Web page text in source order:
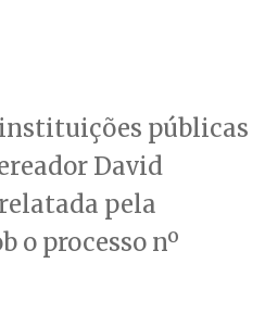
públicas
David
pela
o processo nº